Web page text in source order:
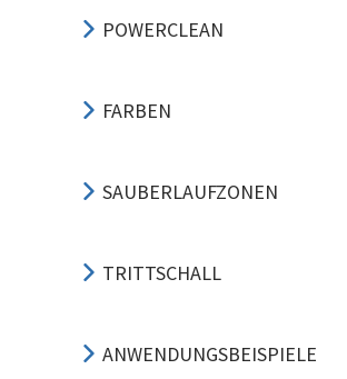
POWERCLEAN
FARBEN
SAUBERLAUFZONEN
TRITTSCHALL
ANWENDUNGSBEISPIELE